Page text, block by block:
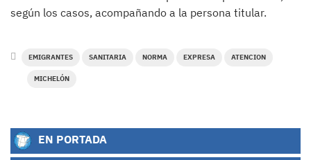
según los casos, acompañando a la persona titular.
EMIGRANTES SANITARIA NORMA EXPRESA ATENCION
MICHELÓN
EN PORTADA